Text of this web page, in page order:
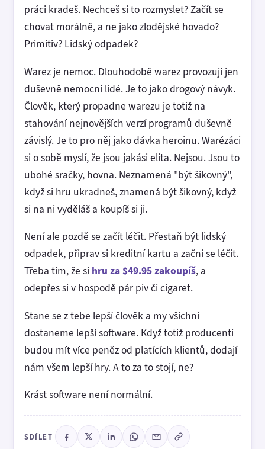
práci kradeš. Nechceš si to rozmyslet? Začít se
chovat morálně, a ne jako zlodějské hovado?
Primitiv? Lidský odpadek?
Warez je nemoc. Dlouhodobě warez provozují jen
duševně nemocní lidé. Je to jako drogový návyk.
Člověk, který propadne warezu je totiž na
stahování nejnovějších verzí programů duševně
závislý. Je to pro něj jako dávka heroinu. Warézáci
si o sobě myslí, že jsou jakási elita. Nejsou. Jsou to
ubohé sračky, hovna. Neznamená "být šikovný",
když si hru ukradneš, znamená být šikovný, když
si na ni vyděláš a koupíš si ji.
Není ale pozdě se začít léčit. Přestaň být lidský
odpadek, připrav si kreditní kartu a začni se léčit.
Třeba tím, že si hru za $49.95 zakoupíš, a
odepřes si v hospodě pár piv či cigaret.
Stane se z tebe lepší člověk a my všichni
dostaneme lepší software. Když totiž producenti
budou mít více peněz od platících klientů, dodají
nám všem lepší hry. A to za to stojí, ne?
Krást software není normální.
SDÍLET